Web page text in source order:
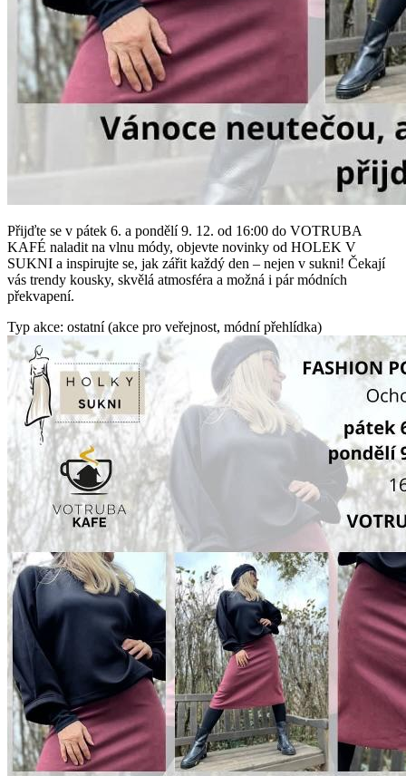
Přijďte se v pátek 6. a pondělí 9. 12. od 16:00 do VOTRUBA
KAFÉ naladit na vlnu módy, objevte novinky od HOLEK V
SUKNI a inspirujte se, jak zářit každý den – nejen v sukni! Čekají
vás trendy kousky, skvělá atmosféra a možná i pár módních
překvapení.
Typ akce: ostatní (akce pro veřejnost, módní přehlídka)